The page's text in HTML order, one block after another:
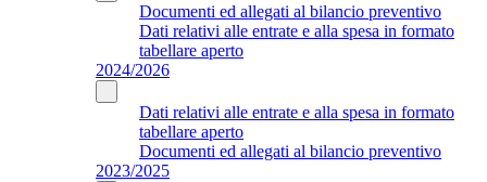
Documenti ed allegati al bilancio preventivo
Dati relativi alle entrate e alla spesa in formato
tabellare aperto
2024/2026
Dati relativi alle entrate e alla spesa in formato
tabellare aperto
Documenti ed allegati al bilancio preventivo
2023/2025